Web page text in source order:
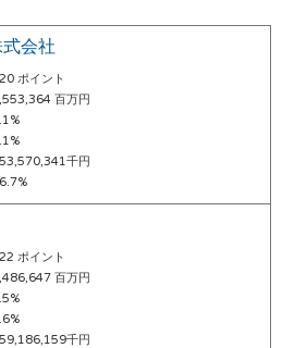
会社
ポイント
百万円
千円
ポイント
百万円
千円